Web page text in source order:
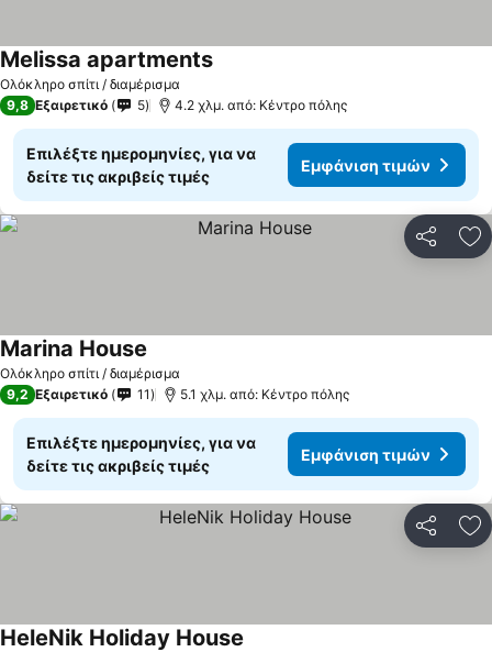
Ολόκληρο σπίτι / διαμέρισμα
Melissa apartments
9,8 Εξαιρετικό 5 4.2 χλμ. από: Κέντρο πόλης
Επιλέξτε ημερομηνίες, για να
δείτε τις ακριβείς τιμές
Εμφάνιση τιμών
Ολόκληρο σπίτι / διαμέρισμα
Marina House
9,2 Εξαιρετικό 11 5.1 χλμ. από: Κέντρο πόλης
Επιλέξτε ημερομηνίες, για να
δείτε τις ακριβείς τιμές
Εμφάνιση τιμών
HeleNik Holiday House